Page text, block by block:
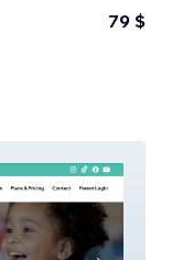
79 $